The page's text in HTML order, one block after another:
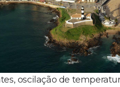
oscilação de